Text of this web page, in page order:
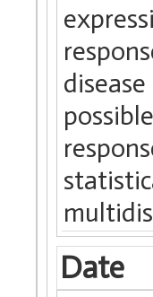
Date